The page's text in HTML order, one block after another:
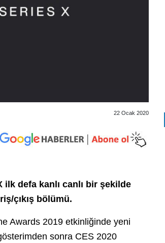
22 Ocak 2020
defa kanlı canlı bir şekilde
çıkış bölümü.
Awards 2019 etkinliğinde yeni
sonra CES 2020